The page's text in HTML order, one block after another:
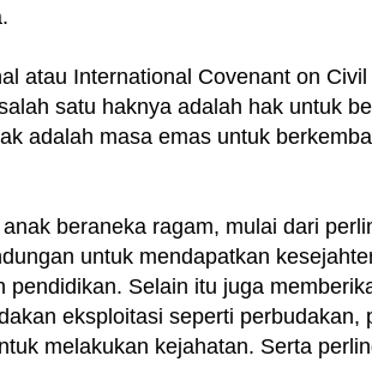
atau International Covenant on
satu haknya adalah hak untuk
adalah masa emas untuk
beraneka ragam, mulai dari
untuk mendapatkan
Selain itu juga
eksploitasi seperti perbudakan,
melakukan kejahatan. Serta